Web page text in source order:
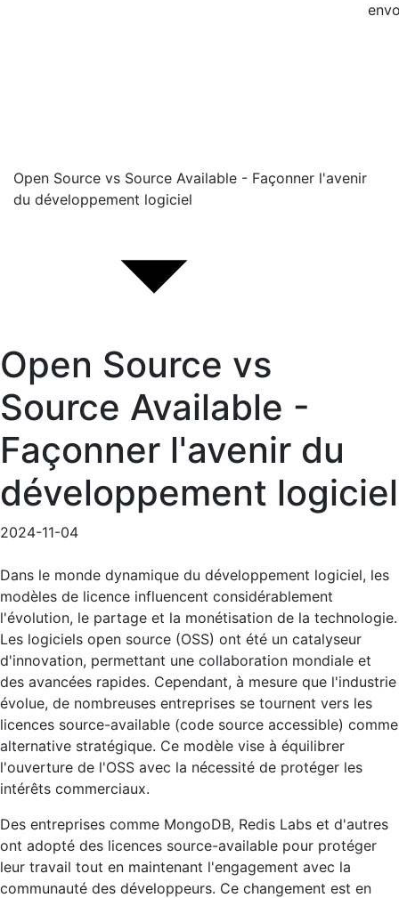
Open Source vs Source Available - Façonner l'avenir
du développement logiciel
Open Source vs
Source Available -
Façonner l'avenir du
développement logiciel
2024-11-04
Dans le monde dynamique du développement logiciel, les
modèles de licence influencent considérablement
l'évolution, le partage et la monétisation de la technologie.
Les logiciels open source (OSS) ont été un catalyseur
d'innovation, permettant une collaboration mondiale et
des avancées rapides. Cependant, à mesure que l'industrie
évolue, de nombreuses entreprises se tournent vers les
licences source-available (code source accessible) comme
alternative stratégique. Ce modèle vise à équilibrer
l'ouverture de l'OSS avec la nécessité de protéger les
intérêts commerciaux.
Des entreprises comme MongoDB, Redis Labs et d'autres
ont adopté des licences source-available pour protéger
leur travail tout en maintenant l'engagement avec la
communauté des développeurs. Ce changement est en